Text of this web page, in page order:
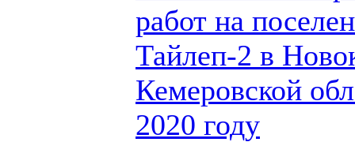
работ на
Тайлеп-2 в
Кемеровской
2020 году